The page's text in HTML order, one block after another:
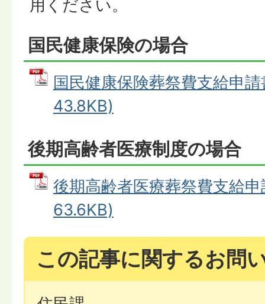
用ください。
国民健康保険の場合
国民健康保険葬祭費支給申
43.8KB)
後期高齢者医療制度の場合
後期高齢者医療葬祭費支給
63.6KB)
この記事に関するお問